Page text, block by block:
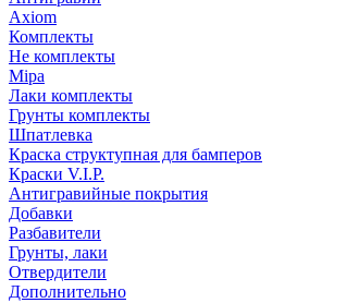
Axiom
Комплекты
Не комплекты
Mipa
Лаки комплекты
Грунты комплекты
Шпатлевка
Краска структупная для бамперов
Краски V.I.P.
Антигравийные покрытия
Добавки
Разбавители
Грунты, лаки
Отвердители
Дополнительно